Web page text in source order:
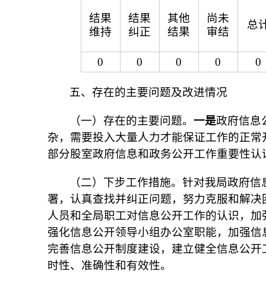
结果
维持
结果
纠正
其他
结果
尚未
审结
总
0 0 0 0 0
五、存在的主要问题及改进情况
（一）存在的主要问题。一是政府信息
杂，需要投入大量人力才能保证工作的正
部分股室政府信息和政务公开工作重要性
（二）下步工作措施。针对我局政府
署，认真查找并纠正问题，努力克服和解
人员和全局职工对信息公开工作的认识，
强化信息公开领导小组办公室职能，加强
完善信息公开制度建设，建立健全信息公
时性、准确性和有效性。